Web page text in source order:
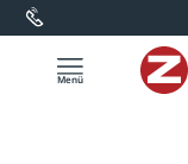
springen